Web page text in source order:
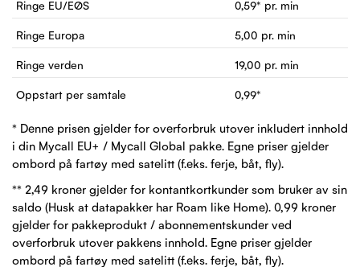
Ringe EU/EØS 0,59* pr. min
Ringe Europa 5,00 pr. min
Ringe verden 19,00 pr. min
Oppstart per samtale 0,99*
* Denne prisen gjelder for overforbruk utover inkludert innhold
i din Mycall EU+ / Mycall Global pakke. Egne priser gjelder
ombord på fartøy med satelitt (f.eks. ferje, båt, fly).
** 2,49 kroner gjelder for kontantkortkunder som bruker av sin
saldo (Husk at datapakker har Roam like Home). 0,99 kroner
gjelder for pakkeprodukt / abonnementskunder ved
overforbruk utover pakkens innhold. Egne priser gjelder
ombord på fartøy med satelitt (f.eks. ferje, båt, fly).